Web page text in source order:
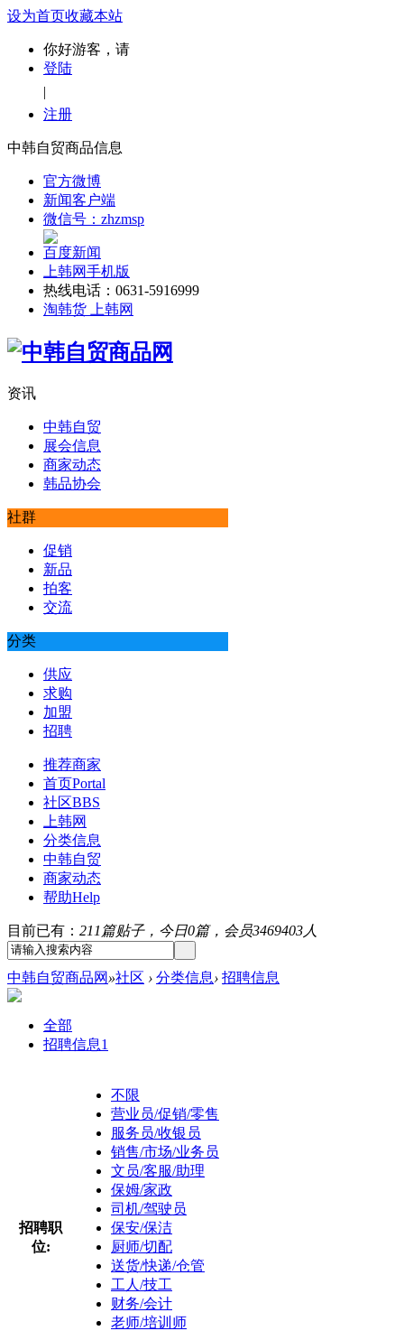
设为首页收藏本站
你好游客，请
登陆
|
注册
中韩自贸商品信息
官方微博
新闻客户端
微信号：zhzmsp
百度新闻
上韩网手机版
热线电话：0631-5916999
淘韩货 上韩网
资讯
中韩自贸
展会信息
商家动态
韩品协会
社群
促销
新品
拍客
交流
分类
供应
求购
加盟
招聘
推荐商家
首页Portal
社区BBS
上韩网
分类信息
中韩自贸
商家动态
帮助Help
目前已有： 211篇贴子，今日0篇，会员3469403人
中韩自贸商品网 »社区 › 分类信息› 招聘信息
全部
招聘信息1
招聘职
位:
不限
营业员/促销/零售
服务员/收银员
销售/市场/业务员
文员/客服/助理
保姆/家政
司机/驾驶员
保安/保洁
厨师/切配
送货/快递/仓管
工人/技工
财务/会计
老师/培训师